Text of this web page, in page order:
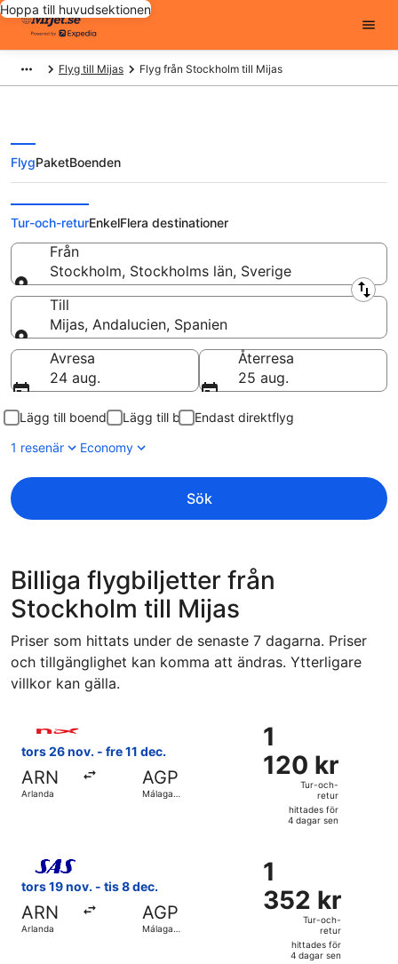
Hoppa till huvudsektionen
Flyg till Mijas Flyg från Stockholm till Mijas
Flyg från Stockholm till Mijas från
FlygPaketBoenden
Tur-och-returEnkelFlera destinationer
Från
Stockholm, Stockholms län, Sverige
Från
Till
Mijas, Andalucien, Spanien
Till
Avresa
24 aug.
Återresa
25 aug.
Lägg till boende Lägg till bil
Endast direktflyg
1 resenär
Economy
Sök
Billiga flygbiljetter från
Stockholm till Mijas
Priser som hittats under de senaste 7 dagarna. Priser
och tillgänglighet kan komma att ändras. Ytterligare
villkor kan gälla.
tors 26 nov. - fre 11 dec.
ARN
Arlanda
AGP
Málaga
1
120 kr
Tur-
retur,
hittades
dagar
sen
1
120 kr
Tur-och-
retur
hittades för
4 dagar sen
tors 19 nov. - tis 8 dec.
ARN
Arlanda
AGP
Málaga
1
352 kr
Tur-
retur,
hittades
1
352 kr
Tur-och-
retur
hittades för
4 dagar sen
Välj flyg med Scandinavian Airlines, med avresa tors